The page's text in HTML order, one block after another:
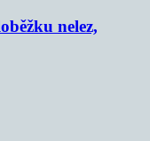
nelez,